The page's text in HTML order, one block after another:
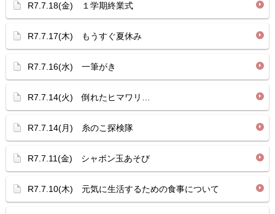
R7.7.18(金) １学期終業式
R7.7.17(木) もうすぐ夏休み
R7.7.16(水) 一筆がき
R7.7.14(火) 倒れたヒマワリ…
R7.7.14(月) 糸のこ探検隊
R7.7.11(金) シャボン玉あそび
R7.7.10(木) 元気に生活するための食事について